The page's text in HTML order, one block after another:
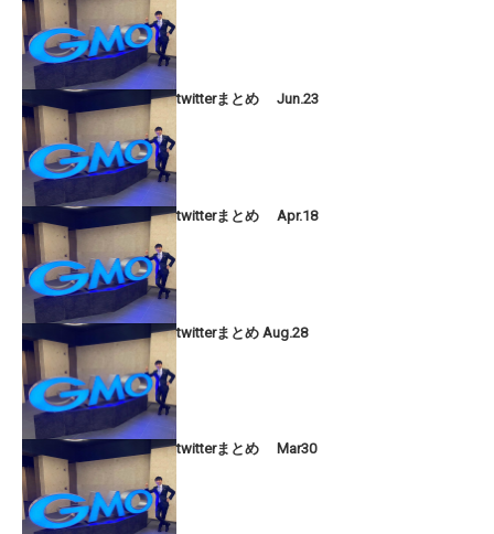
twitterまとめ Jun.23
twitterまとめ Apr.18
twitterまとめ Aug.28
twitterまとめ Mar30